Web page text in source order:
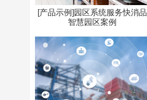
[产品示例]园区系统服务快消品
智慧园区案例